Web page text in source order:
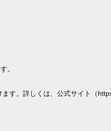
。
す。詳しくは、公式サイト（